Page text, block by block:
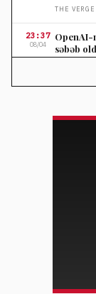
THE VERGE
23:37
08/04
OpenAI-
səbəb
ELLE
Marko
WWD